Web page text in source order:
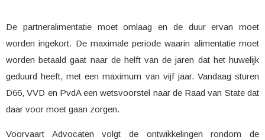
De partneralimentatie moet omlaag en de duur ervan moet
worden ingekort. De maximale periode waarin alimentatie moet
worden betaald gaat naar de helft van de jaren dat het huwelijk
geduurd heeft, met een maximum van vijf jaar. Vandaag sturen
D66, VVD en PvdA een wetsvoorstel naar de Raad van State dat
daar voor moet gaan zorgen.
Voorvaart Advocaten volgt de ontwikkelingen rondom de